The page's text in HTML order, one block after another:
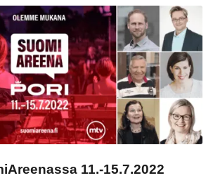
11.-15.7.2022